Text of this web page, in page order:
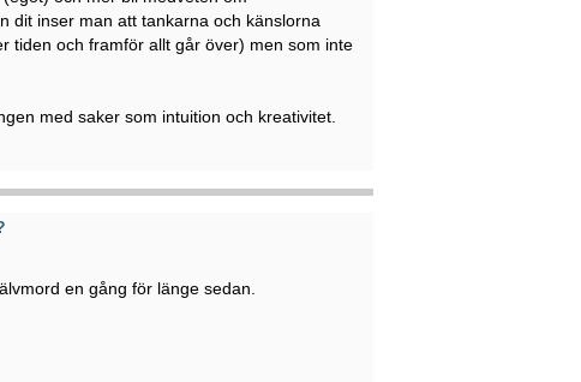
dit inser man att tankarna och känslorna
tiden och framför allt går över) men som inte
med saker som intuition och kreativitet.
en gång för länge sedan.